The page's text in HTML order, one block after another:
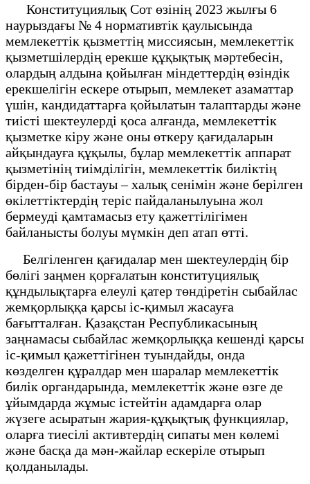
Конституциялық Сот өзінің 2023 жылғы 6
наурыздағы № 4 нормативтік қаулысында
мемлекеттік қызметтің миссиясын, мемлекеттік
қызметшілердің ерекше құқықтық мәртебесін,
олардың алдына қойылған міндеттердің өзіндік
ерекшелігін ескере отырып, мемлекет азаматтар
үшін, кандидаттарға қойылатын талаптарды және
тиісті шектеулерді қоса алғанда, мемлекеттік
қызметке кіру және оны өткеру қағидаларын
айқындауға құқылы, бұлар мемлекеттік аппарат
қызметінің тиімділігін, мемлекеттік биліктің
бірден-бір бастауы – халық сенімін және берілген
өкілеттіктердің теріс пайдаланылуына жол
бермеуді қамтамасыз ету қажеттілігімен
байланысты болуы мүмкін деп атап өтті.
Белгіленген қағидалар мен шектеулердің бір
бөлігі заңмен қорғалатын конституциялық
құндылықтарға елеулі қатер төндіретін сыбайлас
жемқорлыққа қарсы іс-қимыл жасауға
бағытталған. Қазақстан Республикасының
заңнамасы сыбайлас жемқорлыққа кешенді қарсы
іс-қимыл қажеттігінен туындайды, онда
көзделген құралдар мен шаралар мемлекеттік
билік органдарында, мемлекеттік және өзге де
ұйымдарда жұмыс істейтін адамдарға олар
жүзеге асыратын жария-құқықтық функциялар,
оларға тиесілі активтердің сипаты мен көлемі
және басқа да мән-жайлар ескеріле отырып
қолданылады.